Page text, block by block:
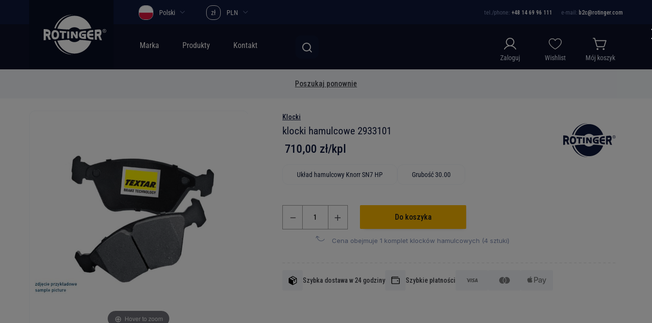
Polski zł PLN tel./phone: +48 14 69 96 111 e-mail: b2c@rotinger.com
Marka Produkty Kontakt
Zaloguj Wishlist Mój koszyk
Poszukaj ponownie
Hover to zoom
Klocki
klocki hamulcowe 2933101
710,00 zł/kpl
Układ hamulcowy Knorr SN7 HP Grubość 30.00
Cena obejmuje 1 komplet klocków hamulcowych (4 sztuki)
Do koszyka
Szybka dostawa w 24 godziny Szybkie płatności